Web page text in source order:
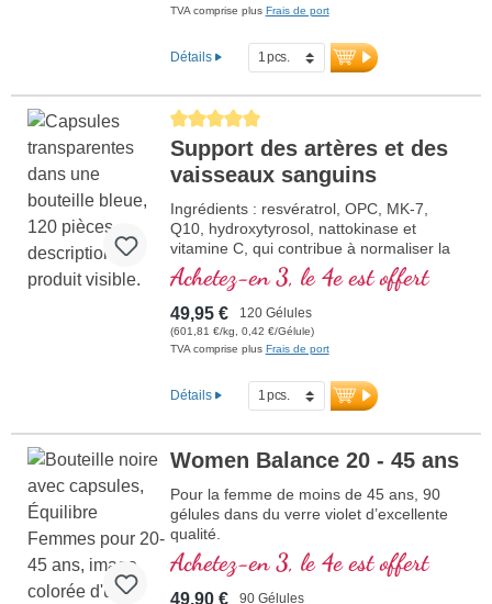
TVA comprise plus Frais de port
Détails
Average rating of 5 out of 5 stars
Support des artères et des
vaisseaux sanguins
Ingrédients : resvératrol, OPC, MK-7,
Q10, hydroxytyrosol, nattokinase et
vitamine C, qui contribue à normaliser la
fonction des vaisseaux sanguins. Les
vitamines B sont sous leur forme
bioactive.
Achetez-en 3, le 4e est offert
49,95 € 120 Gélules
(601,81 €/kg, 0,42 €/Gélule)
TVA comprise plus Frais de port
Détails
Women Balance 20 - 45 ans
Pour la femme de moins de 45 ans, 90
gélules dans du verre violet d’excellente
qualité.
Achetez-en 3, le 4e est offert
49,90 € 90 Gélules